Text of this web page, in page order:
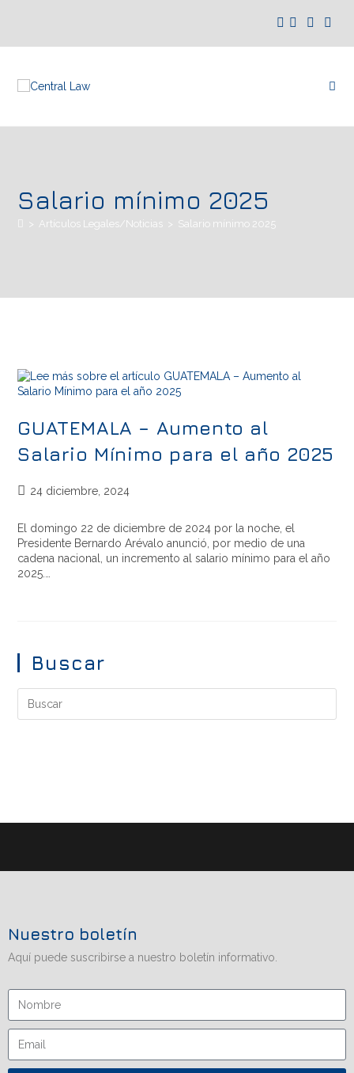
Salario mínimo 2025
> Artículos Legales/Noticias > Salario mínimo 2025
GUATEMALA – Aumento al
Salario Mínimo para el año 2025
24 diciembre, 2024
El domingo 22 de diciembre de 2024 por la noche, el
Presidente Bernardo Arévalo anunció, por medio de una
cadena nacional, un incremento al salario mínimo para el año
2025.…
Buscar
Nuestro boletín
Aquí puede suscribirse a nuestro boletín informativo.